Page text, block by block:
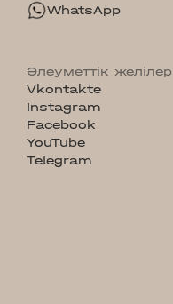
WhatsApp
Әлеуметтік желілер
Vkontakte
Instagram
Facebook
YouTube
Telegram